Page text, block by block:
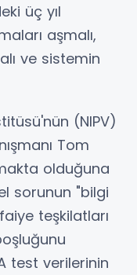
üç yıl
aşmalı,
ve sistemin
(NIPV)
Tom
olduğuna
sorunun "bilgi
teşkilatları
test verilerinin